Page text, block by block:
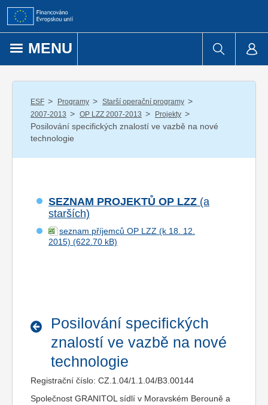
Přejít k obsahu
MENU
ESF / Programy / Starší operační programy /
2007-2013 / OP LZZ 2007-2013 / Projekty /
Posilování specifických znalostí ve vazbě na nové
technologie
SEZNAM PROJEKTŮ OP LZZ (a
starších)
seznam příjemců OP LZZ (k 18. 12.
2015)
Posilování specifických
znalostí ve vazbě na nové
technologie
Registrační číslo: CZ.1.04/1.1.04/B3.00144
Společnost GRANITOL sídlí v Moravském Berouně a